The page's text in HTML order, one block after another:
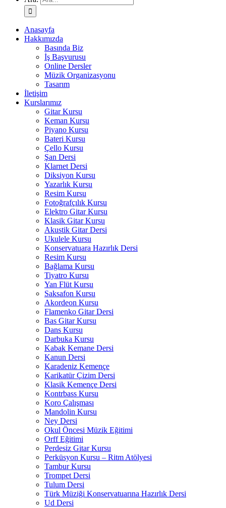
Anasayfa
Hakkımızda
Basında Biz
İş Başvurusu
Online Dersler
Müzik Organizasyonu
Tasarım
İletişim
Kurslarımız
Gitar Kursu
Keman Kursu
Piyano Kursu
Bateri Kursu
Çello Kursu
Şan Dersi
Klarnet Dersi
Diksiyon Kursu
Yazarlık Kursu
Resim Kursu
Fotoğrafçılık Kursu
Elektro Gitar Kursu
Klasik Gitar Kursu
Akustik Gitar Dersi
Ukulele Kursu
Konservatuara Hazırlık Dersi
Resim Kursu
Bağlama Kursu
Tiyatro Kursu
Yan Flüt Kursu
Saksafon Kursu
Akordeon Kursu
Flamenko Gitar Dersi
Bas Gitar Kursu
Dans Kursu
Darbuka Kursu
Kabak Kemane Dersi
Kanun Dersi
Karadeniz Kemençe
Karikatür Çizim Dersi
Klasik Kemençe Dersi
Kontrbass Kursu
Koro Çalışması
Mandolin Kursu
Ney Dersi
Okul Öncesi Müzik Eğitimi
Orff Eğitimi
Perdesiz Gitar Kursu
Perküsyon Kursu – Ritm Atölyesi
Tambur Kursu
Trompet Dersi
Tulum Dersi
Türk Müziği Konservatuarına Hazırlık Dersi
Ud Dersi